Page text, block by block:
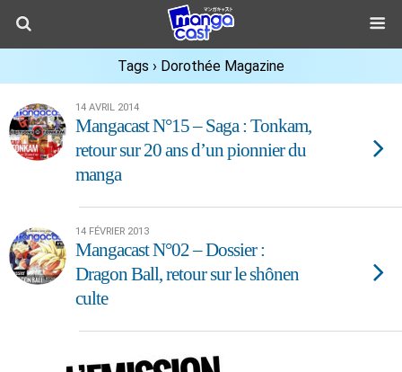
Tags › Dorothée Magazine
14 AVRIL 2014
Mangacast N°15 – Saga : Tonkam,
retour sur 20 ans d’un pionnier du
manga
14 FÉVRIER 2013
Mangacast N°02 – Dossier :
Dragon Ball, retour sur le shônen
culte